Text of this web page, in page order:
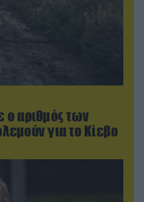
ο αριθμός των
για το Κίεβο